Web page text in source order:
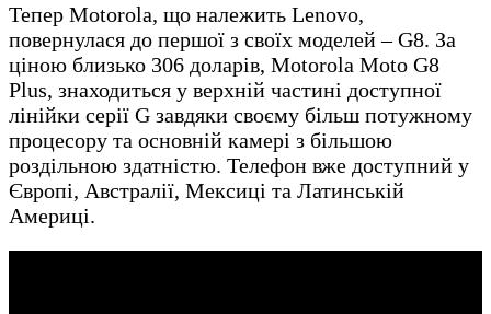
Тепер Motorola, що належить Lenovo,
повернулася до першої з своїх моделей – G8. За
ціною близько 306 доларів, Motorola Moto G8
Plus, знаходиться у верхній частині доступної
лінійки серії G завдяки своєму більш потужному
процесору та основній камері з більшою
роздільною здатністю. Телефон вже доступний у
Європі, Австралії, Мексиці та Латинській
Америці.